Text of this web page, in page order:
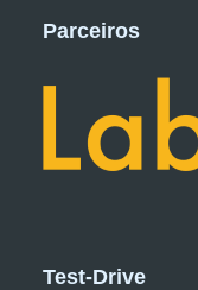
Parceiros
Test-Drive